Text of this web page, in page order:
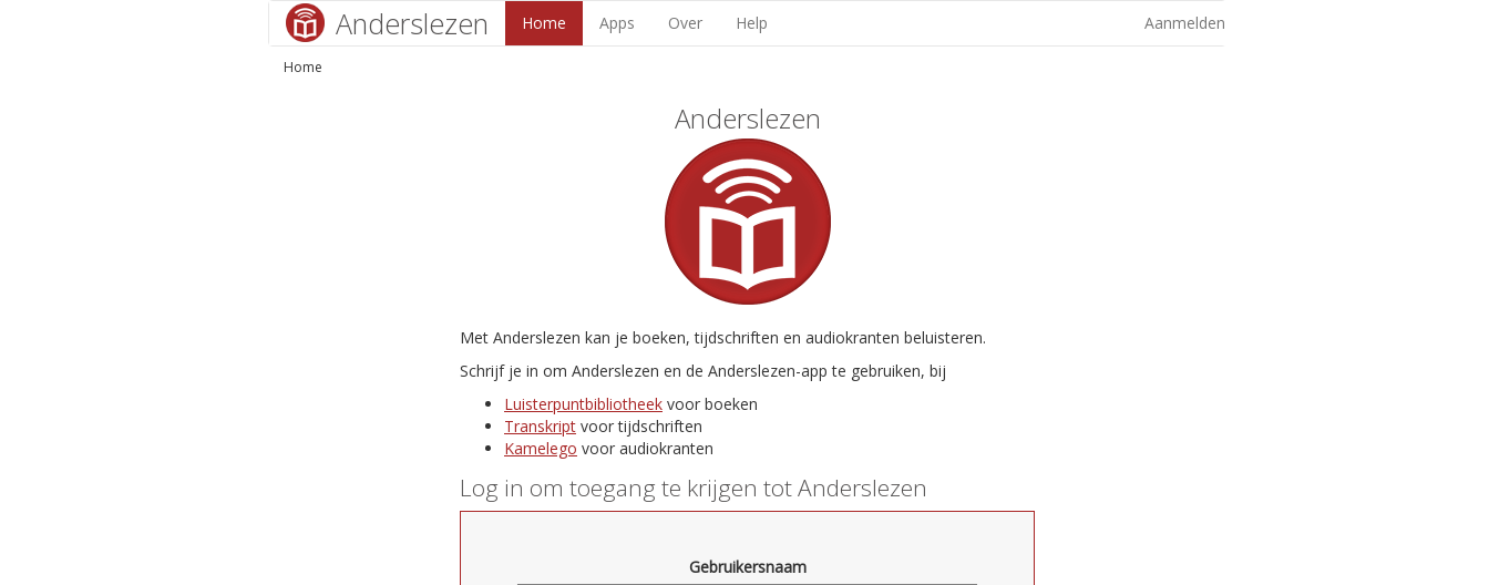
Anderslezen Home Apps Over Help Aanmelden
Home
Anderslezen
Met Anderslezen kan je boeken, tijdschriften en audiokranten beluisteren.
Schrijf je in om Anderslezen en de Anderslezen-app te gebruiken, bij
Luisterpuntbibliotheek voor boeken
Transkript voor tijdschriften
Kamelego voor audiokranten
Log in om toegang te krijgen tot Anderslezen
Gebruikersnaam